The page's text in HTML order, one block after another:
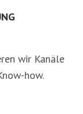
wir Kanäle
how.